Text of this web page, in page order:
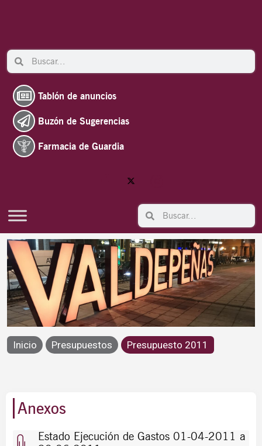
Search Search
Tablón de anuncios
Buzón de Sugerencias
Farmacia de Guardia
Search Search
Año 2011
Presupuestos
Inicio Presupuestos Presupuesto 2011
Anexos
Estado Ejecución de Gastos 01-04-2011 a